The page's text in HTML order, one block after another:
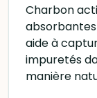
Charbon
aide à
impuretés
manière